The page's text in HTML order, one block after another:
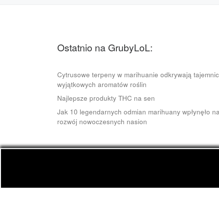
Ostatnio na GrubyLoL:
Cytrusowe terpeny w marihuanie odkrywają
wyjątkowych aromatów roślin
Najlepsze produkty THC na sen
Jak 10 legendarnych odmian marihuany wpłynęło
rozwój nowoczesnych nasion